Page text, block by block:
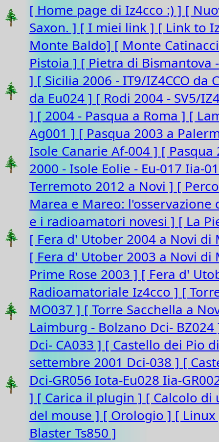
[ Home page di Iz4cco :) ] [
Saxon. ] [ I miei link ] [ Link to
Monte Baldo] [ Monte
Pistoia ] [ Pietra di Bismantova
] [ Sicilia 2006 - IT9/IZ4CCO da
da Eu024 ] [ Rodi 2004 - SV5/
] [ 2004 - Pasqua a Roma ] [
Ag001 ] [ Pasqua 2003 a
Isole Canarie Af-004 ] [ Pasqua
2000 - Isole Eolie - Eu-017 Iia-
Terremoto 2012 a Novi ] [
Marea e Mareo:
e i radioamatori novesi ] [ La
[ Fera d' Utober 2004 a Novi
[ Fera d' Utober 2003 a Novi
Prime Rose 2003 ] [ Fera d'
Radioamatoriale Iz4cco ] [
MO037 ] [ Torre Sacchella a
Laimburg - Bolzano Dci-
Dci- CA033 ] [ Castello dei Pio
settembre 2001 Dci-038 ] [
Dci-GR056 Iota-Eu028 Iia-
] [ Carica il plugin ] [ Calcolo
del mouse ] [ Orologio ] [
Blaster Ts850 ]